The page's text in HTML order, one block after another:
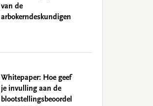
van de
arbokerndeskundigen
Whitepaper: Hoe geef
je invulling aan de
blootstellingsbeoordel